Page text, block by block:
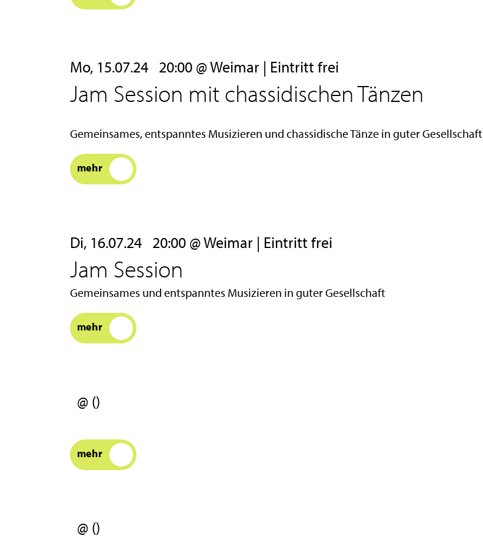
Mo, 15.07.2420:00 @ Weimar | Eintritt frei
Jam Session mit chassidischen Tänzen
Gemeinsames, entspanntes Musizieren und chassidische Tänze in guter Gesellschaft
mehr
Di, 16.07.2420:00 @ Weimar | Eintritt frei
Jam Session
Gemeinsames und entspanntes Musizieren in guter Gesellschaft
mehr
@ ()
mehr
@ ()